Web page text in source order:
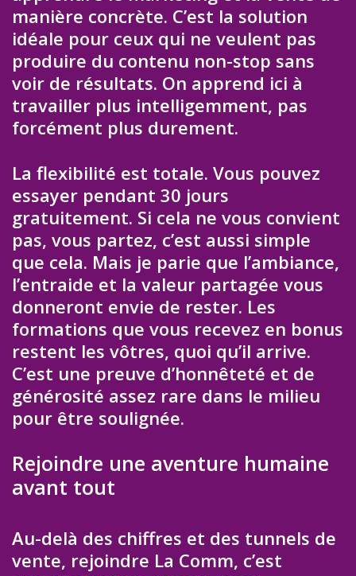
manière concrète. C’est la solution
idéale pour ceux qui ne veulent pas
produire du contenu non-stop sans
voir de résultats. On apprend ici à
travailler plus intelligemment, pas
forcément plus durement.
La flexibilité est totale. Vous pouvez
essayer pendant 30 jours
gratuitement. Si cela ne vous convient
pas, vous partez, c’est aussi simple
que cela. Mais je parie que l’ambiance,
l’entraide et la valeur partagée vous
donneront envie de rester. Les
formations que vous recevez en bonus
restent les vôtres, quoi qu’il arrive.
C’est une preuve d’honnêteté et de
générosité assez rare dans le milieu
pour être soulignée.
Rejoindre une aventure humaine
avant tout
Au-delà des chiffres et des tunnels de
vente, rejoindre La Comm, c’est